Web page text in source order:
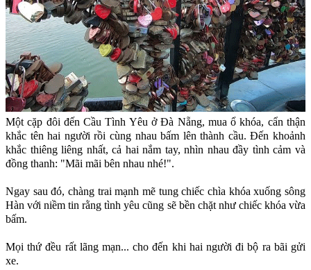
Một cặp đôi đến Cầu Tình Yêu ở Đà Nẵng, mua ổ khóa, cẩn thận
khắc tên hai người rồi cùng nhau bấm lên thành cầu. Đến khoảnh
khắc thiêng liêng nhất, cả hai nắm tay, nhìn nhau đầy tình cảm và
đồng thanh: "Mãi mãi bên nhau nhé!".
Ngay sau đó, chàng trai mạnh mẽ tung chiếc chìa khóa xuống sông
Hàn với niềm tin rằng tình yêu cũng sẽ bền chặt như chiếc khóa vừa
bấm.
Mọi thứ đều rất lãng mạn... cho đến khi hai người đi bộ ra bãi gửi
xe.